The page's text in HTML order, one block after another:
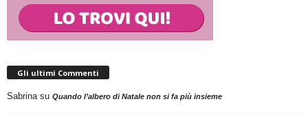
Gli ultimi Commenti
Sabrina su Quando l’albero di Natale non si fa più insieme